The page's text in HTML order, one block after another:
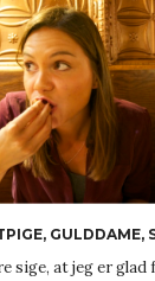
GULDDAME,
sige, at jeg er